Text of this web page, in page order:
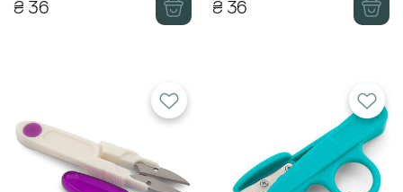
₴ 36 ₴ 36